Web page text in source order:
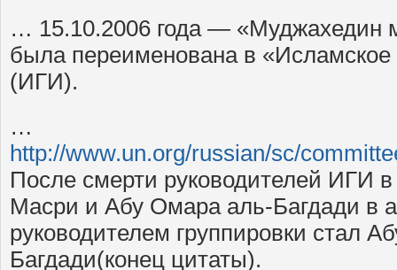
… 15.10.2006 года —
была переименована в «Исламское
(ИГИ).
…
http://www.un.org/russian/sc/
После смерти руководителей ИГИ
Масри и Абу Омара аль-Багдади в
руководителем группировки стал
Багдади(конец цитаты).